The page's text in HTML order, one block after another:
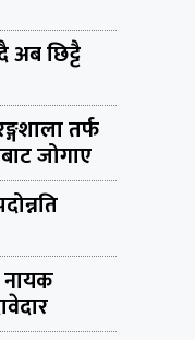
अब छिट्टै
तर्फ
जोगाए